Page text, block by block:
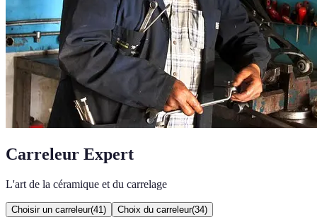
Carreleur Expert
L'art de la céramique et du carrelage
Choisir un carreleur(41 ) Choix du carreleur(34)